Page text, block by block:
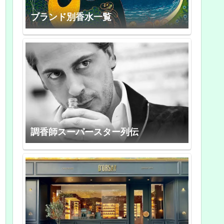
ブランド別香水一覧
調香師スーパースター列伝